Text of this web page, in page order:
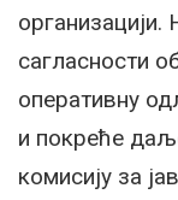
сагласности
оперативну
и покреће
комисију за